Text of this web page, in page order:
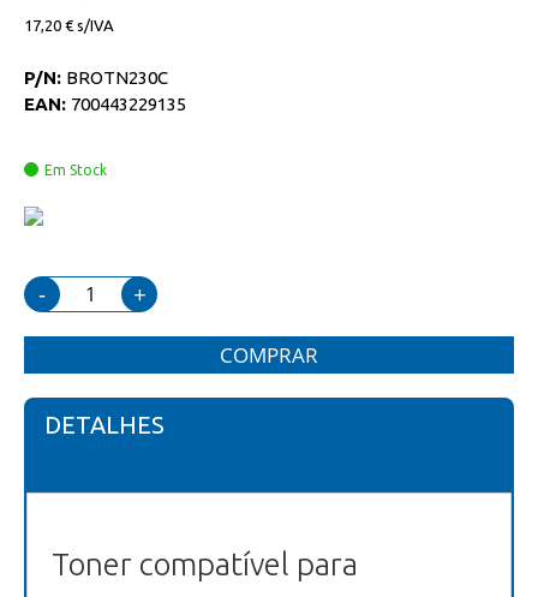
17,20 €
P/N: BROTN230C
EAN: 700443229135
Em Stock
- +
COMPRAR
DETALHES
Toner compatível para